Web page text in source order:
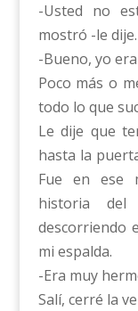
-Usted no
mostró -le dije.
-Bueno, yo
Poco más o
todo lo que
Le dije que
hasta la
Fue en ese
historia del
descorriendo
mi espalda.
-Era muy
Salí, cerré la